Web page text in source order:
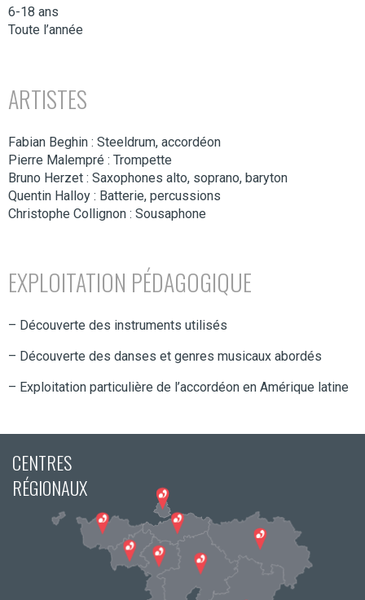
6-18 ans
Toute l’année
ARTISTES
Fabian Beghin : Steeldrum, accordéon
Pierre Malempré : Trompette
Bruno Herzet : Saxophones alto, soprano, baryton
Quentin Halloy : Batterie, percussions
Christophe Collignon : Sousaphone
EXPLOITATION PÉDAGOGIQUE
– Découverte des instruments utilisés
– Découverte des danses et genres musicaux abordés
– Exploitation particulière de l’accordéon en Amérique latine
CENTRES
RÉGIONAUX